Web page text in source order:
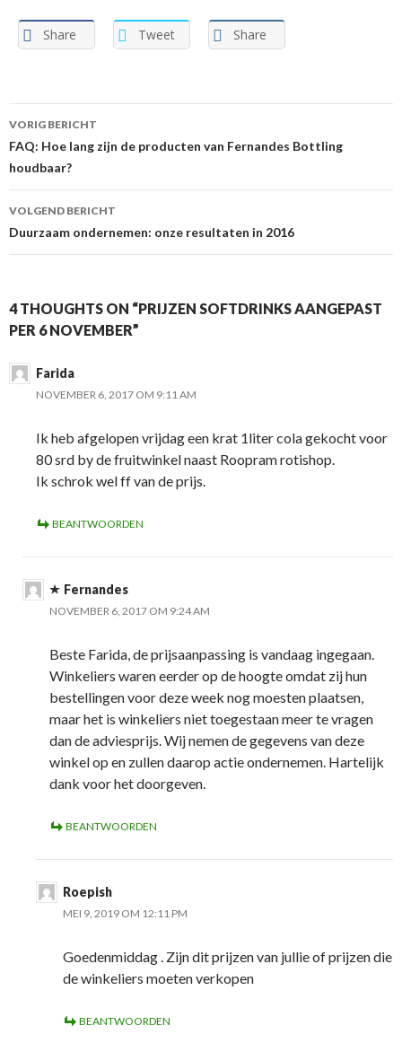
Share Tweet Share
Berichtnavigatie
VORIG BERICHT
FAQ: Hoe lang zijn de producten van Fernandes Bottling
houdbaar?
VOLGEND BERICHT
Duurzaam ondernemen: onze resultaten in 2016
4 THOUGHTS ON “PRIJZEN SOFTDRINKS AANGEPAST
PER 6 NOVEMBER”
Farida
NOVEMBER 6, 2017 OM 9:11 AM
Ik heb afgelopen vrijdag een krat 1liter cola gekocht voor
80 srd by de fruitwinkel naast Roopram rotishop.
Ik schrok wel ff van de prijs.
BEANTWOORDEN
Fernandes
NOVEMBER 6, 2017 OM 9:24 AM
Beste Farida, de prijsaanpassing is vandaag ingegaan.
Winkeliers waren eerder op de hoogte omdat zij hun
bestellingen voor deze week nog moesten plaatsen,
maar het is winkeliers niet toegestaan meer te vragen
dan de adviesprijs. Wij nemen de gegevens van deze
winkel op en zullen daarop actie ondernemen. Hartelijk
dank voor het doorgeven.
BEANTWOORDEN
Roepish
MEI 9, 2019 OM 12:11 PM
Goedenmiddag . Zijn dit prijzen van jullie of prijzen die
de winkeliers moeten verkopen
BEANTWOORDEN